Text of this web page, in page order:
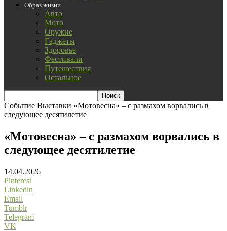
Образ жизни
Авто
Мото
Оружие
Гаджеты
Здоровье
Фестивали
Путешествия
Остальное
Событие Выставки «Мотовесна» – с размахом ворвались в
следующее десятилетие
«Мотовесна» – с размахом ворвались в
следующее десятилетие
14.04.2026
Pinterest
Linkedin
Email
Tumblr
Telegram
VK